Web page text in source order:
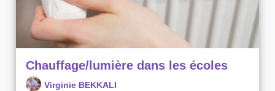
Chauffage/lumière dans les écoles
Virginie BEKKALI